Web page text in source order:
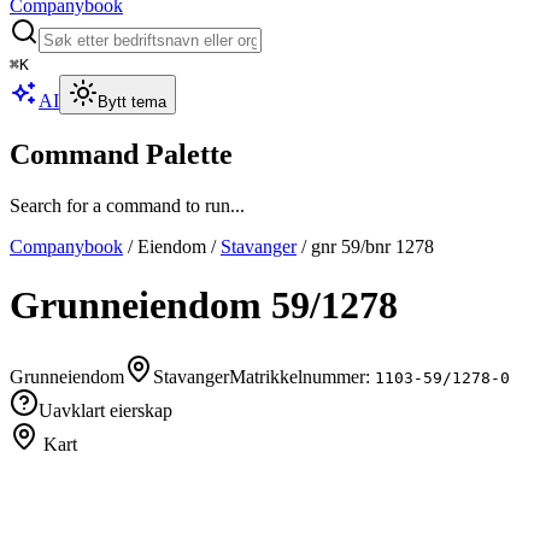
Companybook
⌘K
AI Bytt tema
Command Palette
Search for a command to run...
Companybook /Eiendom / Stavanger/ gnr 59/bnr 1278
Grunneiendom 59/1278
Grunneiendom StavangerMatrikkelnummer: 1103-59/1278-0
Uavklart eierskap
Kart